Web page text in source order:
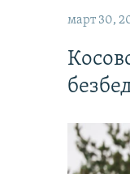
март 30,